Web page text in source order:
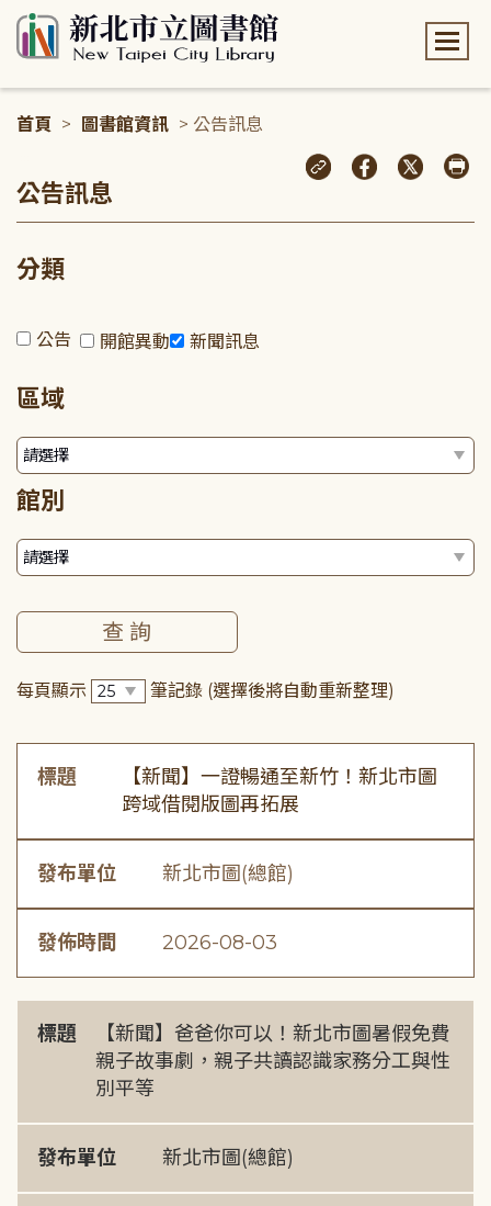
首頁 > 圖書館資訊 > 公告訊息
公告訊息
分類
公告 開館異動 新聞訊息
區域
館別
每頁顯示 筆記錄 (選擇後將自動重新整理)
標題
【新聞】一證暢通至新竹！新北市圖
跨域借閱版圖再拓展
發布單位 新北市圖(總館)
發佈時間 2026-08-03
標題
【新聞】爸爸你可以！新北市圖暑假免費
親子故事劇，親子共讀認識家務分工與性
別平等
發布單位 新北市圖(總館)